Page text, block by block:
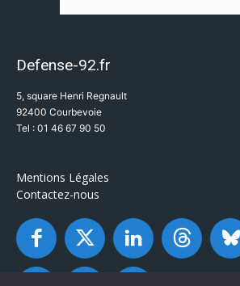
Defense-92.fr
5, square Henri Regnault
92400 Courbevoie
Tel : 01 46 67 90 50
Mentions Légales
Contactez-nous